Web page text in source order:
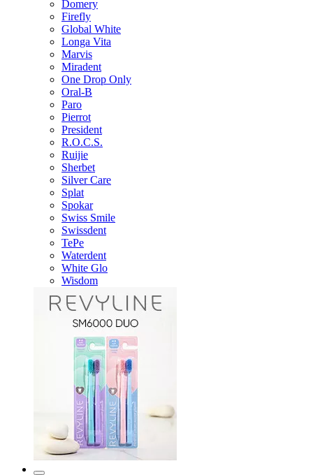
Domery
Firefly
Global White
Longa Vita
Marvis
Miradent
One Drop Only
Oral-B
Paro
Pierrot
President
R.O.C.S.
Ruijie
Sherbet
Silver Care
Splat
Spokar
Swiss Smile
Swissdent
TePe
Waterdent
White Glo
Wisdom